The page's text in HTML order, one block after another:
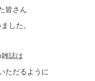
皆さん
した。
誌は
ただるように